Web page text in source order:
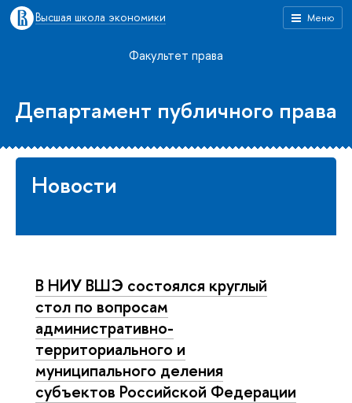
Меню
Высшая школа экономики
Факультет права
Департамент публичного права
Новости
В НИУ ВШЭ состоялся круглый
стол по вопросам
административно-
территориального и
муниципального деления
субъектов Российской Федерации